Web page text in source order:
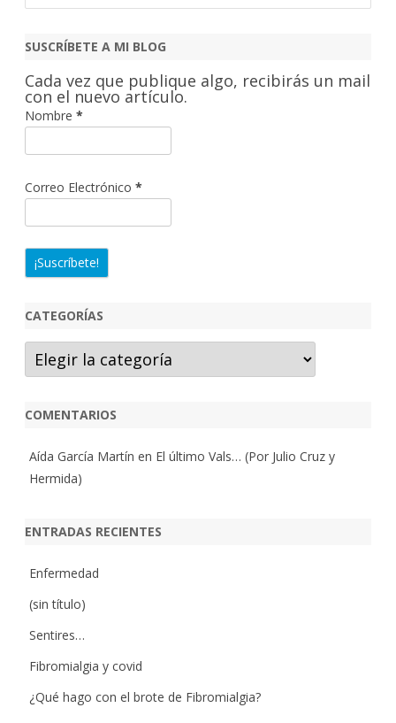
c
r
SUSCRÍBETE A MI BLOG
Cada vez que publique algo, recibirás un mail
con el nuevo artículo.
Nombre *
Correo Electrónico *
CATEGORÍAS
Categorías
COMENTARIOS
Aída García Martín en El último Vals… (Por Julio Cruz y
Hermida)
ENTRADAS RECIENTES
Enfermedad
(sin título)
Sentires…
Fibromialgia y covid
¿Qué hago con el brote de Fibromialgia?